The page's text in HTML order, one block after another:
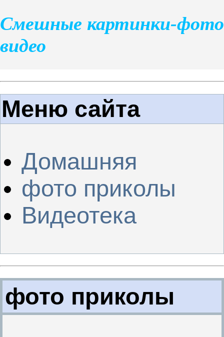
Смешные картинки-фото
видео
Меню сайта
Домашняя
фото приколы
Видеотека
фото приколы